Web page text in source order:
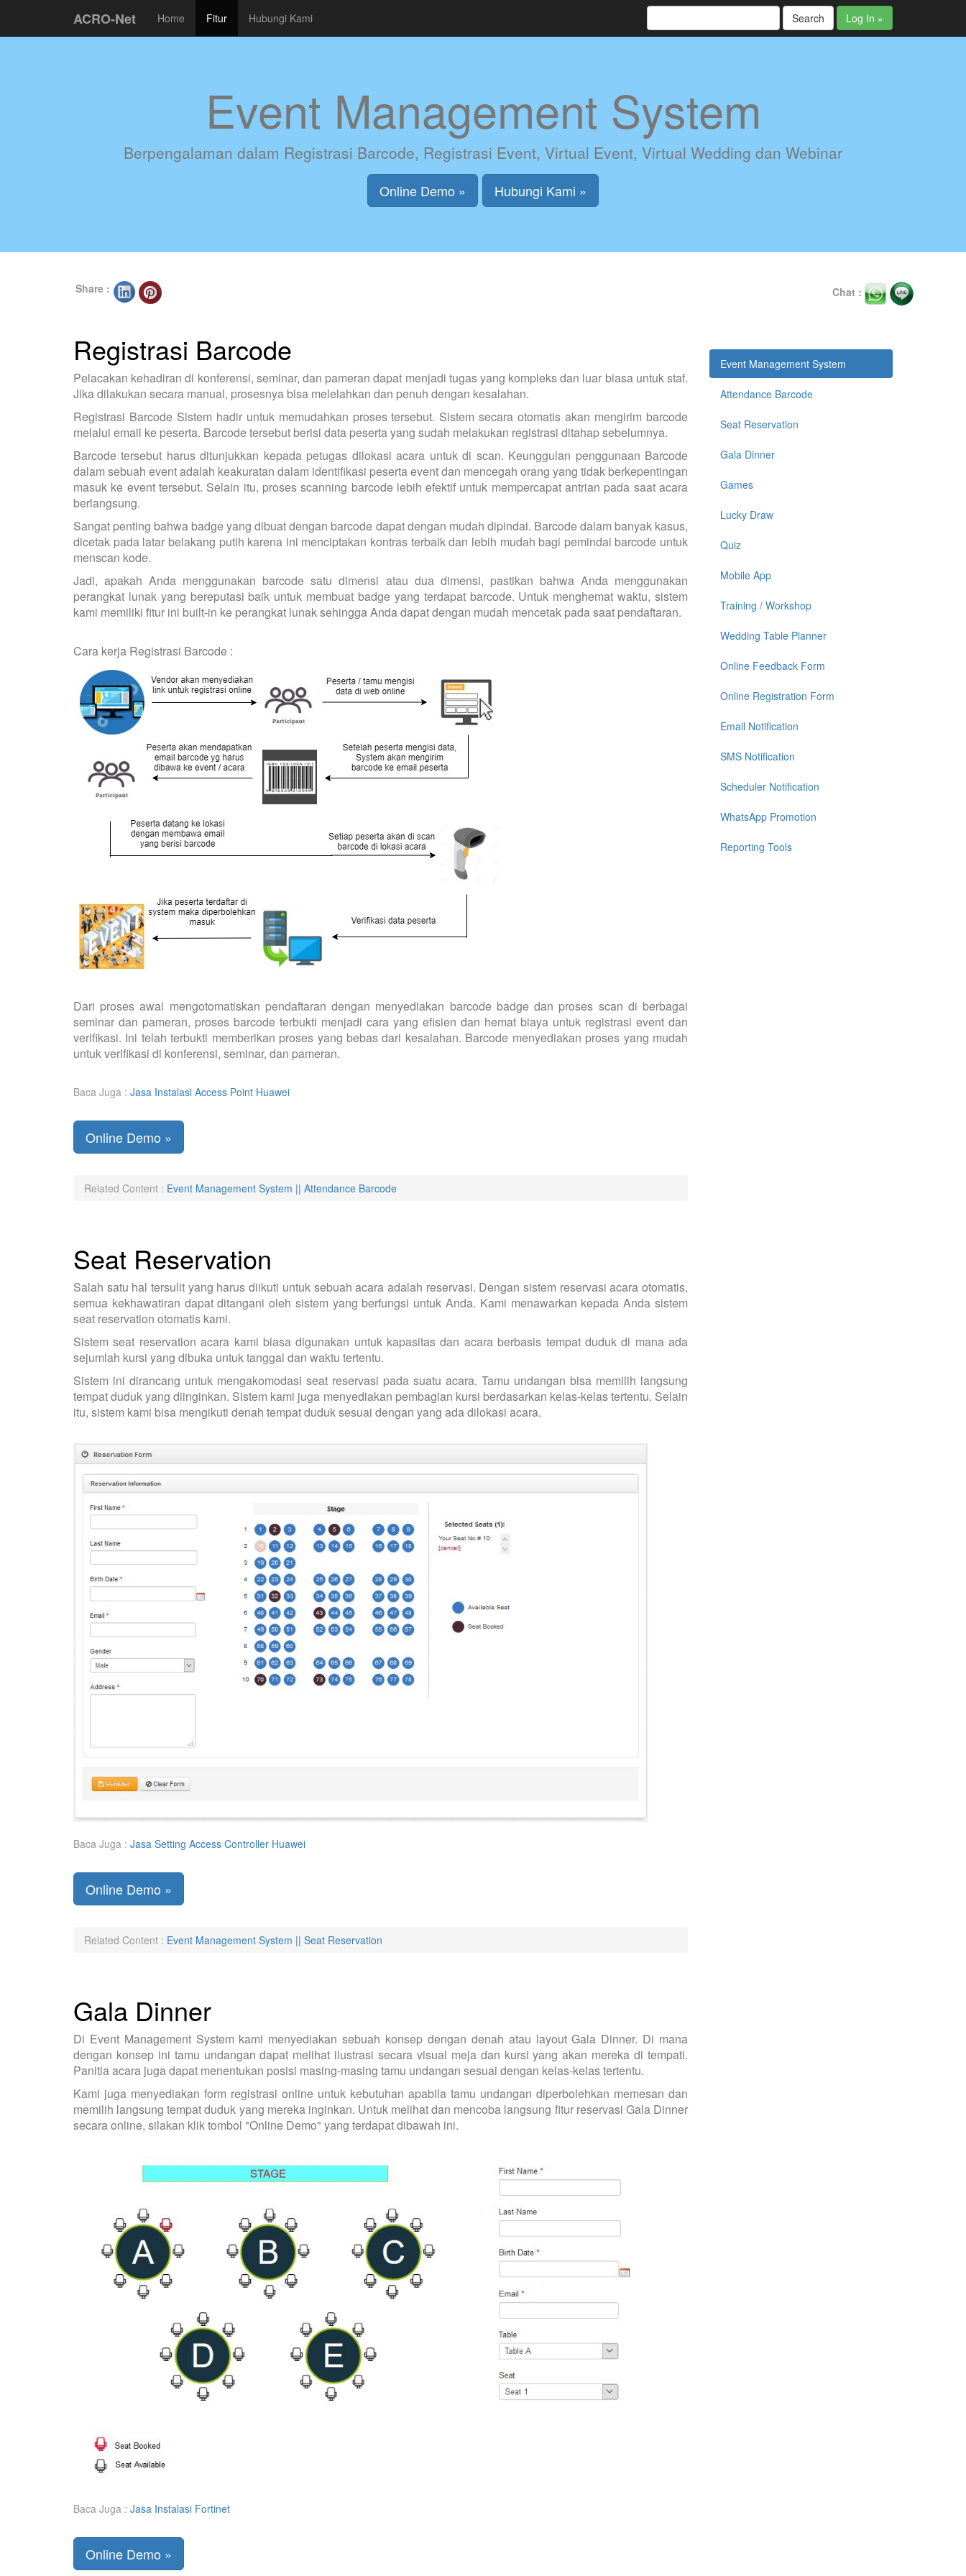
ACRO-Net Home Fitur Hubungi Kami Search Log In »
Event Management System
Berpengalaman dalam Registrasi Barcode, Registrasi Event, Virtual Event, Virtual Wedding dan Webinar
Online Demo » Hubungi Kami »
Share : Chat :
Registrasi Barcode
Pelacakan kehadiran di konferensi, seminar, dan pameran dapat menjadi tugas yang kompleks dan luar biasa untuk staf.
Jika dilakukan secara manual, prosesnya bisa melelahkan dan penuh dengan kesalahan.
Registrasi Barcode Sistem hadir untuk memudahkan proses tersebut. Sistem secara otomatis akan mengirim barcode
melalui email ke peserta. Barcode tersebut berisi data peserta yang sudah melakukan registrasi ditahap sebelumnya.
Barcode tersebut harus ditunjukkan kepada petugas dilokasi acara untuk di scan. Keunggulan penggunaan Barcode
dalam sebuah event adalah keakuratan dalam identifikasi peserta event dan mencegah orang yang tidak berkepentingan
masuk ke event tersebut. Selain itu, proses scanning barcode lebih efektif untuk mempercapat antrian pada saat acara
berlangsung.
Sangat penting bahwa badge yang dibuat dengan barcode dapat dengan mudah dipindai. Barcode dalam banyak kasus,
dicetak pada latar belakang putih karena ini menciptakan kontras terbaik dan lebih mudah bagi pemindai barcode untuk
menscan kode.
Jadi, apakah Anda menggunakan barcode satu dimensi atau dua dimensi, pastikan bahwa Anda menggunakan
perangkat lunak yang bereputasi baik untuk membuat badge yang terdapat barcode. Untuk menghemat waktu, sistem
kami memiliki fitur ini built-in ke perangkat lunak sehingga Anda dapat dengan mudah mencetak pada saat pendaftaran.
Cara kerja Registrasi Barcode :
Dari proses awal mengotomatiskan pendaftaran dengan menyediakan barcode badge dan proses scan di berbagai
seminar dan pameran, proses barcode terbukti menjadi cara yang efisien dan hemat biaya untuk registrasi event dan
verifikasi. Ini telah terbukti memberikan proses yang bebas dari kesalahan. Barcode menyediakan proses yang mudah
untuk verifikasi di konferensi, seminar, dan pameran.
Baca Juga : Jasa Instalasi Access Point Huawei
Online Demo »
Related Content : Event Management System || Attendance Barcode
Seat Reservation
Salah satu hal tersulit yang harus diikuti untuk sebuah acara adalah reservasi. Dengan sistem reservasi acara otomatis,
semua kekhawatiran dapat ditangani oleh sistem yang berfungsi untuk Anda. Kami menawarkan kepada Anda sistem
seat reservation otomatis kami.
Sistem seat reservation acara kami biasa digunakan untuk kapasitas dan acara berbasis tempat duduk di mana ada
sejumlah kursi yang dibuka untuk tanggal dan waktu tertentu.
Sistem ini dirancang untuk mengakomodasi seat reservasi pada suatu acara. Tamu undangan bisa memilih langsung
tempat duduk yang diinginkan. Sistem kami juga menyediakan pembagian kursi berdasarkan kelas-kelas tertentu. Selain
itu, sistem kami bisa mengikuti denah tempat duduk sesuai dengan yang ada dilokasi acara.
Baca Juga : Jasa Setting Access Controller Huawei
Online Demo »
Related Content : Event Management System || Seat Reservation
Gala Dinner
Di Event Management System kami menyediakan sebuah konsep dengan denah atau layout Gala Dinner. Di mana
dengan konsep ini tamu undangan dapat melihat ilustrasi secara visual meja dan kursi yang akan mereka di tempati.
Panitia acara juga dapat menentukan posisi masing-masing tamu undangan sesuai dengan kelas-kelas tertentu.
Kami juga menyediakan form registrasi online untuk kebutuhan apabila tamu undangan diperbolehkan memesan dan
memilih langsung tempat duduk yang mereka inginkan. Untuk melihat dan mencoba langsung fitur reservasi Gala Dinner
secara online, silakan klik tombol "Online Demo" yang terdapat dibawah ini.
Baca Juga : Jasa Instalasi Fortinet
Online Demo »
Event Management System
Attendance Barcode
Seat Reservation
Gala Dinner
Games
Lucky Draw
Quiz
Mobile App
Training / Workshop
Wedding Table Planner
Online Feedback Form
Online Registration Form
Email Notification
SMS Notification
Scheduler Notification
WhatsApp Promotion
Reporting Tools